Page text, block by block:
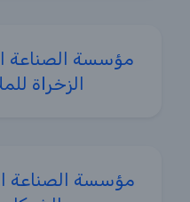
مؤسسة الصناعة
الزخرIة للملابس و التأثيث
مؤسسة الصناعة